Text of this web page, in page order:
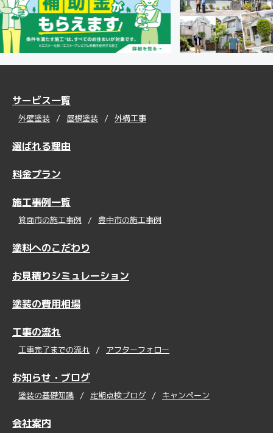
サービス一覧
外壁塗装 屋根塗装 外構工事
選ばれる理由
料金プラン
施工事例一覧
箕面市の施工事例 豊中市の施工事例
塗料へのこだわり
お見積りシミュレーション
塗装の費用相場
工事の流れ
工事完了までの流れ アフターフォロー
お知らせ・ブログ
塗装の基礎知識 定期点検ブログ キャンペーン
会社案内